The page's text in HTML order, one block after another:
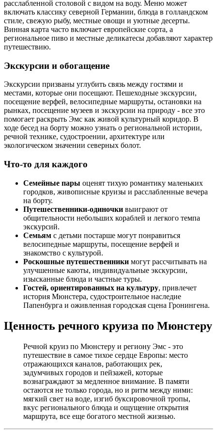
расслабленной столовой с видом на воду. Меню может
включать классику северной Германии, блюда в голландском
стиле, свежую рыбу, местные овощи и уютные десерты.
Винная карта часто включает европейские сорта, а
региональное пиво и местные деликатесы добавляют характер
путешествию.
Экскурсии и обогащение
Экскурсии призваны углубить связь между гостями и
местами, которые они посещают. Пешеходные экскурсии,
посещение верфей, велосипедные маршруты, остановки на
рынках, посещение музеев и экскурсии на природу - все это
помогает раскрыть Эмс как живой культурный коридор. В
ходе бесед на борту можно узнать о региональной истории,
речной технике, судостроении, архитектуре или
экологическом значении северных болот.
Что-то для каждого
Семейные пары оценят тихую романтику маленьких
городков, живописные круизы и расслабленные вечера
на борту.
Путешественники-одиночки выиграют от
общительности небольших кораблей и легкого темпа
экскурсий.
Семьям с детьми постарше могут понравиться
велосипедные маршруты, посещение верфей и
знакомство с культурой.
Роскошные путешественники могут рассчитывать на
улучшенные каюты, индивидуальные экскурсии,
изысканные блюда и частные туры.
Гостей, ориентированных на культуру, привлечет
история Мюнстера, судостроительное наследие
Папенбурга и оживленная городская сцена Гронингена.
Ценность речного круиза по Мюнстеру
Речной круиз по Мюнстеру и региону Эмс - это
путешествие в самое тихое сердце Европы: место
отражающихся каналов, работающих рек,
задумчивых городов и пейзажей, которые
вознаграждают за медленное внимание. В памяти
остаются не только города, но и ритм между ними:
мягкий свет на воде, изгиб буксировочной тропы,
вкус регионального блюда и ощущение открытия
маршрута, все еще богатого местной жизнью.